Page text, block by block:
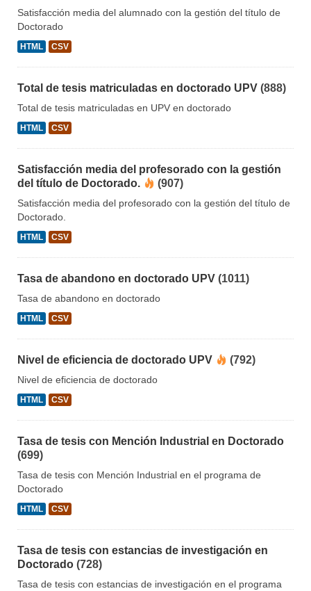
Satisfacción media del alumnado con la gestión del título de
Doctorado
HTML CSV
Total de tesis matriculadas en doctorado UPV (888)
Total de tesis matriculadas en UPV en doctorado
HTML CSV
Satisfacción media del profesorado con la gestión
del título de Doctorado.
(907)
Satisfacción media del profesorado con la gestión del título de
Doctorado.
HTML CSV
Tasa de abandono en doctorado UPV (1011)
Tasa de abandono en doctorado
HTML CSV
Nivel de eficiencia de doctorado UPV (792)
Nivel de eficiencia de doctorado
HTML CSV
Tasa de tesis con Mención Industrial en Doctorado
(699)
Tasa de tesis con Mención Industrial en el programa de
Doctorado
HTML CSV
Tasa de tesis con estancias de investigación en
Doctorado (728)
Tasa de tesis con estancias de investigación en el programa